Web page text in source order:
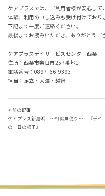
ケアプラスでは、ご利用者様が安心して
体験、利用の申し込みも受け付けており
下記まで一度ご連絡ください。
最後までお読みいただき、ありがとうご
ケアプラスデイサービスセンター西条
住所：西条市朔日市257番地1
電話番号：0897-66-9393
担当：足立・大澤・越智
< 前の記事
ケアプラス新居浜 ～相談員便り～ 『デイ
の一日の様子』